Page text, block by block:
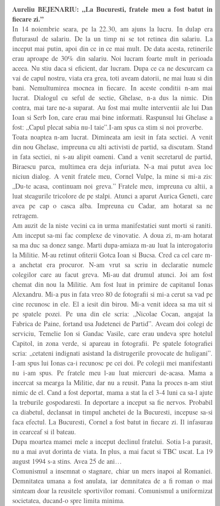
Aureliu BEJENARIU: „La Bucuresti, fratele meu a fost batut in
fiecare zi.”
In 14 noiembrie seara, pe la 22.30, am ajuns la lucru. In dulap era
fluturasul de salariu. De la un timp ni se tot retinea din salariu. La
inceput mai putin, apoi din ce in ce mai mult. De data acesta, retinerile
erau aproape de 30% din salariu. Noi lucram foarte mult in perioada
aceea. Nu stiu daca si eficient, dar lucram. Dupa ce ca ne descurcam ca
vai de capul nostru, viata era grea, toti aveam datorii, ne mai luau si din
bani. Nemultumirea mocnea in fiecare. In aceste conditii n-am mai
lucrat. Dialogul cu seful de sectie, Ghelase, n-a dus la nimic. Din
contra, mai tare ne-a suparat. Au fost mai multe interventii ale lui Dan
Ioan si Serb Ion, care erau mai bine informati. Raspunsul lui Ghelase a
fost: „Capul plecat sabia nu-l taie”.I-am spus ca stim si noi proverbe.
Toata noaptea n-am lucrat. Dimineata am iesit in fata sectiei. A venit
din nou Ghelase, impreuna cu alti activisti de partid, sa discutam. Stand
in fata sectiei, ni s-au alipit oameni. Cand a venit secretarul de partid,
Biraescu parca, multimea era deja infuriata. N-a mai putut avea loc
niciun dialog. A venit fratele meu, Cornel Vulpe, la mine si mi-a zis:
„Du-te acasa, continuam noi greva.” Fratele meu, impreuna cu altii, a
luat steagurile tricolore de pe stalpi. Atunci a aparut Aurica Geneti, care
avea pe cap o casca alba. Impreuna cu Cadar, am hotarat sa ne
retragem.
Am auzit de la niste vecini ca in urma manifestatiei sunt morti si raniti.
Am inceput sa-mi fac complexe de vinovatie. A doua zi, m-am hotarat
sa ma duc sa donez sange. Marti dupa-amiaza m-au luat la interogatoriu
la Militie. M-au retinut ofiterii Gotca Ioan si Bucsa. Cred ca cel care m-
a anchetat era procuror. N-am vrut sa scriu in declaratie numele
colegilor care au facut greva. Mi-au dat drumul atunci. Joi am fost
chemat din nou la Militie. Am fost luat in primire de capitanul Ionas
Alexandru. Mi-a pus in fata vreo 80 de fotografii si mi-a cerut sa vad pe
cine recunosc in ele. El a iesit din birou. Mi-a venit ideea sa ma uit si
pe spatele pozei. Pe una din ele scria: „Nicolae Cocan, angajat la
Fabrica de Paine, fortand usa Judetenei de Partid”. Aveam doi colegi de
serviciu, Temelie Ion si Gandac Vasile, care erau undeva spre hotelul
Capitol, in zona verde, si apareau in fotografii. Pe spatele fotografiei
scria: „cetateni indignati asistand la distrugerile provocate de huligani”.
I-am spus lui Ionas ca-i recunosc pe cei doi. Pe colegii mei manifestanti
nu i-am spus. Pe fratele meu l-au luat miercuri de-acasa. Mama a
incercat sa mearga la Militie, dar nu a reusit. Pana la proces n-am stiut
nimic de el. Cand a fost deportat, mama a stat la el 3-4 luni ca sa-l ajute
la treburile gospodaresti. In deportare a inceput sa fie nervos. Probabil
ca diabetul, declansat in timpul anchetei de la Bucuresti, incepuse sa-si
faca efectul. La Bucuresti, Cornel a fost batut in fiecare zi. Il infasurau
in cearceaf si il bateau.
Dupa moartea mamei mele a inceput declinul fratelui. Sotia l-a parasit,
nu a mai avut dorinta de viata. In plus, a mai facut si TBC uscat. La 19
august 1994 s-a stins. Avea 25 de ani…
Comunismul a insemnat o stagnare, chiar un mers inapoi al Romaniei.
Demnitatea umana a fost anulata, iar demnitatea de a fi roman o mai
simteam doar la reusitele sportivilor romani. Comunismul a uniformizat
societatea, ducand-o spre limita minima.